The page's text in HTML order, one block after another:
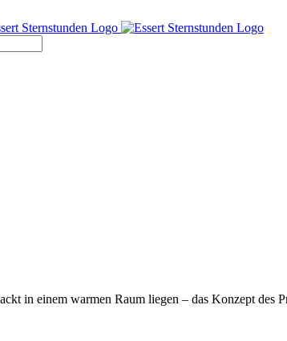
in einem warmen Raum liegen – das Konzept